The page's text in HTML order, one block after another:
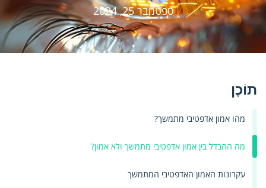
ספטמבר 25, 2024
תוֹכֶן
מהו אמון אדפטיבי מתמשך?
מה ההבדל בין אמון אדפטיבי מתמשך ולא אמון?
עקרונות האמון האדפטיבי המתמשך